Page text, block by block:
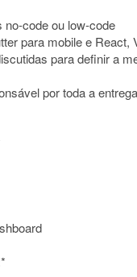
code ou low-code
para mobile e React,
para definir a
por toda a